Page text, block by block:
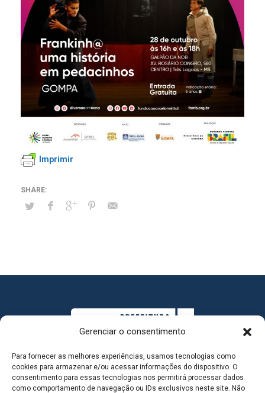
Gerenciar o consentimento
Para fornecer as melhores experiências, usamos tecnologias como
cookies para armazenar e/ou acessar informações do dispositivo. O
consentimento para essas tecnologias nos permitirá processar dados
como comportamento de navegação ou IDs exclusivos neste site. Não
Imprimir